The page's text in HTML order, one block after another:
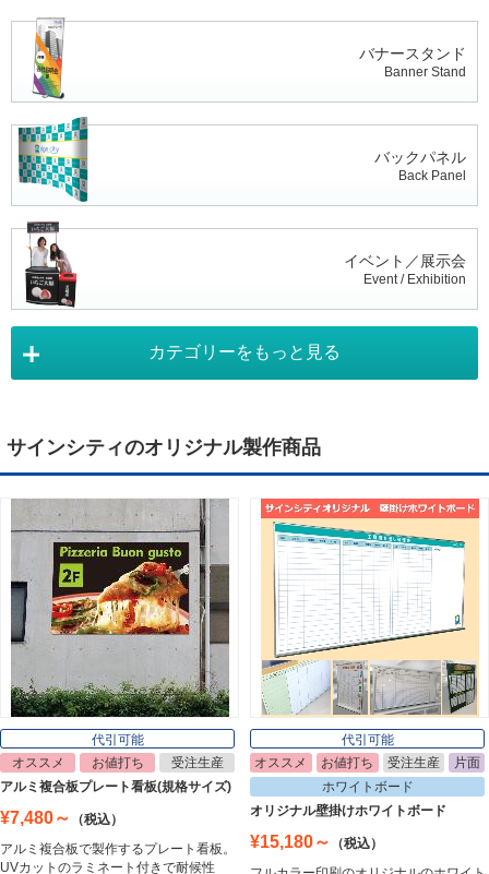
バナースタンド
Banner Stand
バックパネル
Back Panel
イベント／展示会
Event / Exhibition
Tapestry
ライトパネル
Light Panel
ポスターフレーム
Poster Frame
イーゼル
Easel
カテゴリーをもっと見る
サインシティのオリジナル製作商品
代引可能
オススメ
お値打ち
受注生産
アルミ複合板プレート看板(規格サイズ)
¥7,480～
（税込）
アルミ複合板で製作するプレート看板。
UVカットのラミネート付きで耐候性
代引可能
オススメ
お値打ち 受注生産
片面
ホワイトボード
オリジナル壁掛けホワイトボード
¥15,180～
（税込）